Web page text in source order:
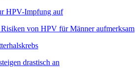
HPV-Impfung auf
von HPV für Männer aufmerksam
drastisch an